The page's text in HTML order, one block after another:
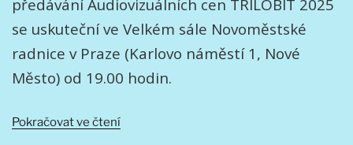
předávání Audiovizuálních cen TRILOBIT 2025
se uskuteční ve Velkém sále Novoměstské
radnice v Praze (Karlovo náměstí 1, Nové
Město) od 19.00 hodin.
Pokračovat ve čtení„Udílení